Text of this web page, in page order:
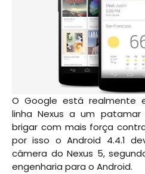
O Google está realmente
linha Nexus a um
brigar com mais força
por isso o Android 4.4.1
câmera do Nexus 5,
engenharia para o Android.